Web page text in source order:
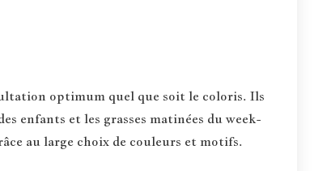
optimum quel que soit le coloris. Ils
enfants et les grasses matinées du week-
au large choix de couleurs et motifs.